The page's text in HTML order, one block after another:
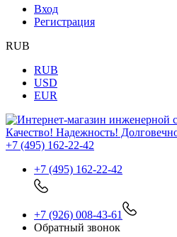
Вход
Регистрация
RUB
RUB
USD
EUR
Качество! Надежность!
+7 (495) 162-22-42
+7 (495) 162-22-42
+7 (926) 008-43-61
Обратный звонок